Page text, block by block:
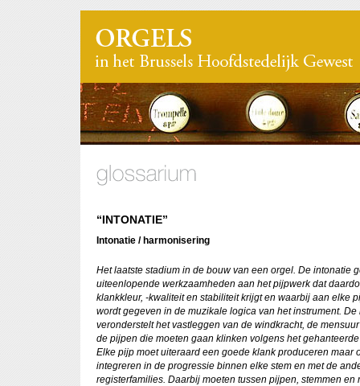
“INTONATIE”
Intonatie / harmonisering
Het laatste stadium in de bouw van een orgel. De intonatie
uiteenlopende werkzaamheden aan het pijpwerk dat
klankkleur, -kwaliteit en stabiliteit krijgt en waarbij aan elke
wordt gegeven in de muzikale logica van het instrument. De
veronderstelt het vastleggen van de windkracht, de
de pijpen die moeten gaan klinken volgens het
Elke pijp moet uiteraard een goede klank produceren maar
integreren in de progressie binnen elke stem en met de
registerfamilies. Daarbij moeten tussen pijpen, stemmen en